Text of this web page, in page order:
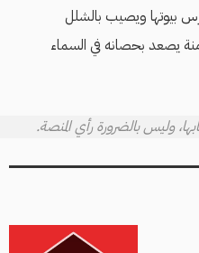
بيوتها ويصيب بالشلل
يصعد بحصانه في السماء
وليس بالضرورة رأي المنصة.